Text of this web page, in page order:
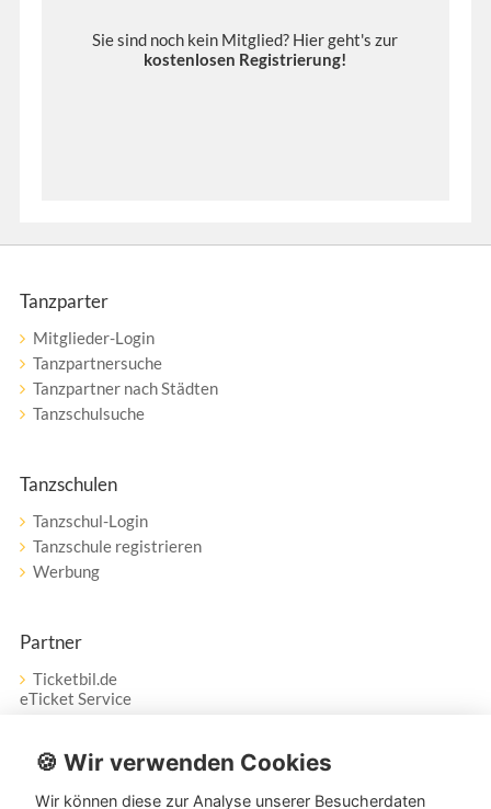
Sie sind noch kein Mitglied? Hier geht's zur
kostenlosen Registrierung!
Tanzparter
Mitglieder-Login
Tanzpartnersuche
Tanzpartner nach Städten
Tanzschulsuche
Tanzschulen
Tanzschul-Login
Tanzschule registrieren
Werbung
Partner
Ticketbil.de
eTicket Service
Vertrag widerrufen
🍪 Wir verwenden Cookies
Wir können diese zur Analyse unserer Besucherdaten